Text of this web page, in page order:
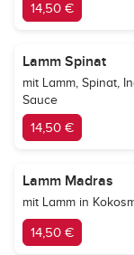
14,50 €
Lamm Spinat
mit Lamm, Spinat,
Sauce
14,50 €
Lamm Madras
mit Lamm in
14,50 €